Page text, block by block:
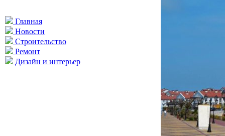
Главная
Новости
Строительство
Ремонт
Дизайн и интерьер